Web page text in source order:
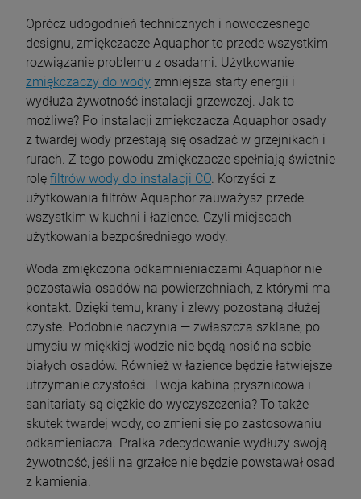
Oprócz udogodnień technicznych i nowoczesnego
designu, zmiękczacze Aquaphor to przede wszystkim
rozwiązanie problemu z osadami. Użytkowanie
zmiękczaczy do wody zmniejsza starty energii i
wydłuża żywotność instalacji grzewczej. Jak to
możliwe? Po instalacji zmiękczacza Aquaphor osady
z twardej wody przestają się osadzać w grzejnikach i
rurach. Z tego powodu zmiękczacze spełniają świetnie
rolę filtrów wody do instalacji CO. Korzyści z
użytkowania filtrów Aquaphor zauważysz przede
wszystkim w kuchni i łazience. Czyli miejscach
użytkowania bezpośredniego wody.
Woda zmiękczona odkamnieniaczami Aquaphor nie
pozostawia osadów na powierzchniach, z którymi ma
kontakt. Dzięki temu, krany i zlewy pozostaną dłużej
czyste. Podobnie naczynia — zwłaszcza szklane, po
umyciu w miękkiej wodzie nie będą nosić na sobie
białych osadów. Również w łazience będzie łatwiejsze
utrzymanie czystości. Twoja kabina prysznicowa i
sanitariaty są ciężkie do wyczyszczenia? To także
skutek twardej wody, co zmieni się po zastosowaniu
odkamieniacza. Pralka zdecydowanie wydłuży swoją
żywotność, jeśli na grzałce nie będzie powstawał osad
z kamienia.